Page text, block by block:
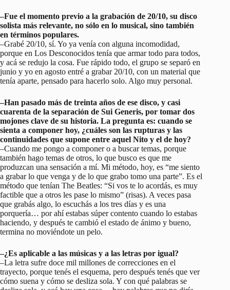
–Fue el momento previo a la grabación de 20/10, su disco
solista más relevante, no sólo en lo musical, sino también
en términos populares.
–Grabé 20/10, sí. Yo ya venía con alguna incomodidad,
porque en Los Desconocidos tenía que armar todo para todos,
y acá se redujo la cosa. Fue rápido todo, el grupo se separó en
junio y yo en agosto entré a grabar 20/10, con un material que
tenía aparte, pensado para hacerlo solo. Algo muy personal.
–Han pasado más de treinta años de ese disco, y casi
cuarenta de la separación de Sui Generis, por tomar dos
mojones clave de su historia. La pregunta es: cuando se
sienta a componer hoy, ¿cuáles son las rupturas y las
continuidades que supone entre aquel Nito y el de hoy?
–Cuando me pongo a componer o a buscar temas, porque
también hago temas de otros, lo que busco es que me
produzcan una sensación a mí. Mi método, hoy, es “me siento
a grabar lo que venga y de lo que grabo tomo una parte”. Es el
método que tenían The Beatles: “Si vos te lo acordás, es muy
factible que a otros les pase lo mismo” (risas). A veces pasa
que grabás algo, lo escuchás a los tres días y es una
porquería… por ahí estabas súper contento cuando lo estabas
haciendo, y después te cambió el estado de ánimo y bueno,
termina no moviéndote un pelo.
–¿Es aplicable a las músicas y a las letras por igual?
–La letra sufre doce mil millones de correcciones en el
trayecto, porque tenés el esquema, pero después tenés que ver
cómo suena y cómo se desliza sola. Y con qué palabras se